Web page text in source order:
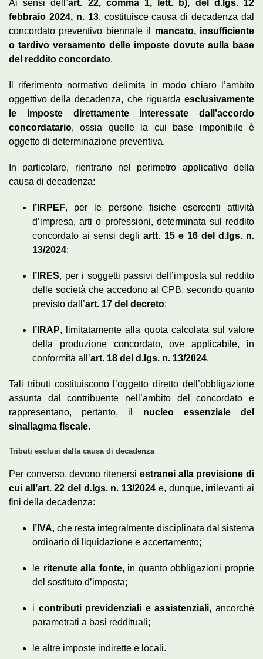
Ai sensi dell’art. 22, comma 1, lett. b), del d.lgs. 12
febbraio 2024, n. 13, costituisce causa di decadenza dal
concordato preventivo biennale il mancato, insufficiente
o tardivo versamento delle imposte dovute sulla base
del reddito concordato.
Il riferimento normativo delimita in modo chiaro l’ambito
oggettivo della decadenza, che riguarda esclusivamente
le imposte direttamente interessate dall’accordo
concordatario, ossia quelle la cui base imponibile è
oggetto di determinazione preventiva.
In particolare, rientrano nel perimetro applicativo della
causa di decadenza:
l’IRPEF, per le persone fisiche esercenti attività
d’impresa, arti o professioni, determinata sul reddito
concordato ai sensi degliartt. 15 e 16 del d.lgs. n.
13/2024;
l’IRES, per i soggetti passivi dell’imposta sul reddito
delle società che accedono al CPB, secondo quanto
previsto dall’art. 17 del decreto;
l’IRAP, limitatamente alla quota calcolata sul valore
della produzione concordato, ove applicabile, in
conformità all’art. 18 del d.lgs. n. 13/2024.
Tali tributi costituiscono l’oggetto diretto dell’obbligazione
assunta dal contribuente nell’ambito del concordato e
rappresentano, pertanto, il nucleo essenziale del
sinallagma fiscale.
Tributi esclusi dalla causa di decadenza
Per converso, devono ritenersi estranei alla previsione di
cui all’art. 22 del d.lgs. n. 13/2024 e, dunque, irrilevanti ai
fini della decadenza:
l’IVA, che resta integralmente disciplinata dal sistema
ordinario di liquidazione e accertamento;
le ritenute alla fonte, in quanto obbligazioni proprie
del sostituto d’imposta;
i contributi previdenziali e assistenziali, ancorché
parametrati a basi reddituali;
le altre imposte indirette e locali.